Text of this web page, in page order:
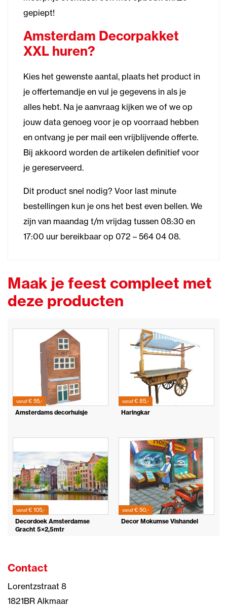
gepiept!
Amsterdam Decorpakket
XXL huren?
Kies het gewenste aantal, plaats het product in
je offertemandje en vul je gegevens in als je
alles hebt. Na je aanvraag kijken we of we op
jouw data genoeg voor je op voorraad hebben
en ontvang je per mail een vrijblijvende offerte.
Bij akkoord worden de artikelen definitief voor
je gereserveerd.
Dit product snel nodig? Voor last minute
bestellingen kun je ons het best even bellen. We
zijn van maandag t/m vrijdag tussen 08:30 en
17:00 uur bereikbaar op 072 – 564 04 08.
Maak je feest compleet met
deze producten
vanaf€ 55,-
Amsterdams decorhuisje
vanaf€ 85,-
Haringkar
vanaf€ 105,-
Decordoek Amsterdamse
Gracht 5×2,5mtr
vanaf€ 50,-
Decor Mokumse Vishandel
Contact
Lorentzstraat 8
1821BR Alkmaar